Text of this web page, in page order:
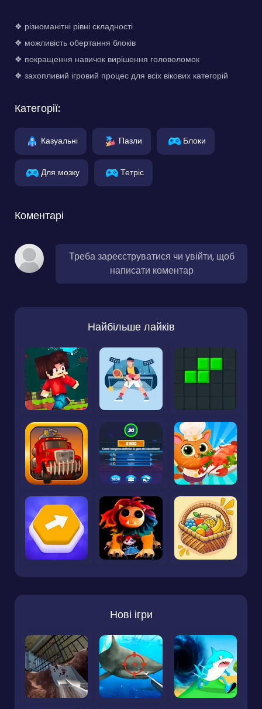
❖ різноманітні рівні складності
❖ можливість обертання блоків
❖ покращення навичок вирішення головоломок
❖ захопливий ігровий процес для всіх вікових категорій
Категорії:
Казуальні Пазли Блоки
Для мозку Тетріс
Коментарі
Треба зареєструватися чи увійти, щоб
написати коментар
Найбільше лайків
Нові ігри